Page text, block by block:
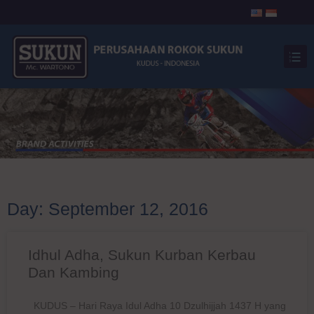
Day: September 12, 2016
Idhul Adha, Sukun Kurban Kerbau
Dan Kambing
KUDUS – Hari Raya Idul Adha 10 Dzulhijjah 1437 H yang